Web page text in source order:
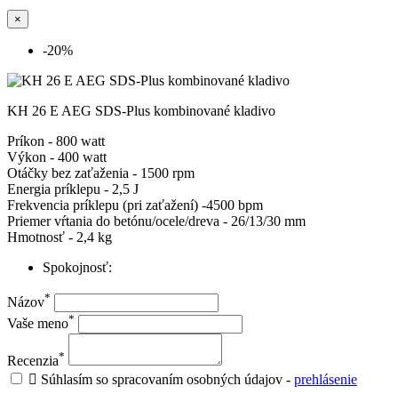
×
-20%
KH 26 E AEG SDS-Plus kombinované kladivo
Príkon - 800 watt
Výkon - 400 watt
Otáčky bez zaťaženia - 1500 rpm
Energia príklepu - 2,5 J
Frekvencia príklepu (pri zaťažení) -4500 bpm
Priemer vŕtania do betónu/ocele/dreva - 26/13/30 mm
Hmotnosť - 2,4 kg
Spokojnosť:
Názov*
Vaše meno*
Recenzia*
 Súhlasím so spracovaním osobných údajov - prehlásenie